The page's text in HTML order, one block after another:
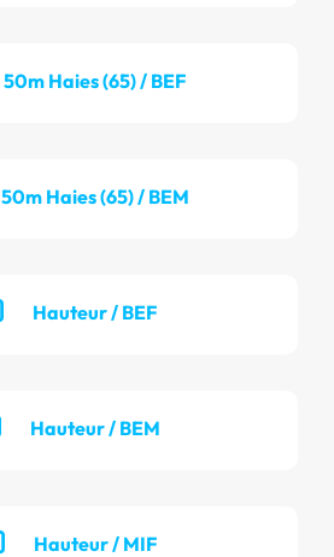
50m Haies (65) / BEF
50m Haies (65) / BEM
Hauteur / BEF
Hauteur / BEM
Hauteur / MIF